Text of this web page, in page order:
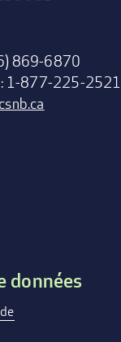
869-6870
: 1-877-225-2521
données